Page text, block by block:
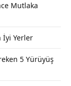
Mutlaka
İyi Yerler
5 Yürüyüş